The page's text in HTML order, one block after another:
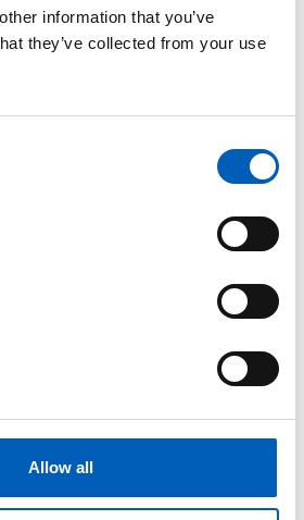
information that you’ve
they’ve collected from your use
Allow all